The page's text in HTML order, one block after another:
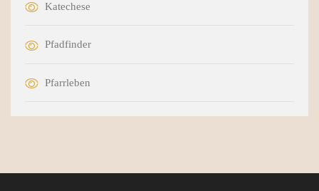
Katechese
Pfadfinder
Pfarrleben